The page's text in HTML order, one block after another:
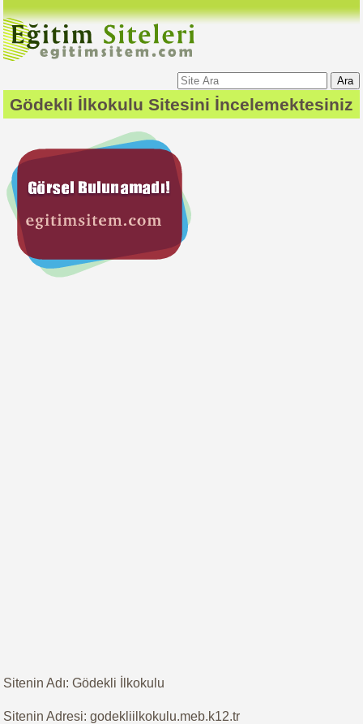
Ara
Gödekli İlkokulu Sitesini İncelemektesiniz
Sitenin Adı: Gödekli İlkokulu
Sitenin Adresi: godekliilkokulu.meb.k12.tr